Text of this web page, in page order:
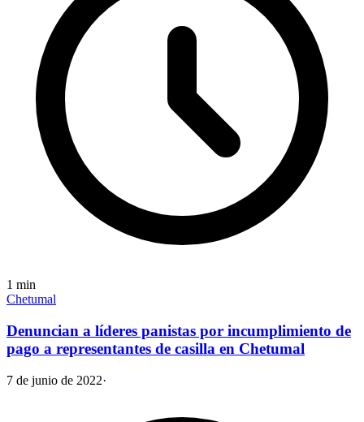
1 min
Chetumal
Denuncian a líderes panistas por incumplimiento de
pago a representantes de casilla en Chetumal
7 de junio de 2022·